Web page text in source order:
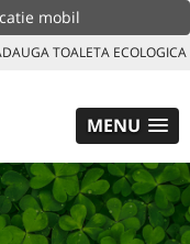
mobil
TOALETA ECOLOGICA
MENU